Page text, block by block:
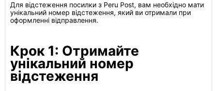
Для відстеження посилки з Peru Post, вам необхідно мати
унікальний номер відстеження, який ви отримали при
оформленні відправлення.
Крок 1: Отримайте
унікальний номер
відстеження